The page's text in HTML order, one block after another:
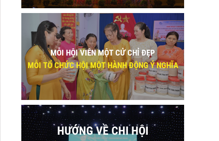
MỖI HỘI VIÊN MỘT CỬ CHỈ ĐẸP
MỖI TỔ CHỨC HỘI MỘT HÀNH ĐỘNG Ý NGHĨA
HƯỚNG VỀ CHI HỘI